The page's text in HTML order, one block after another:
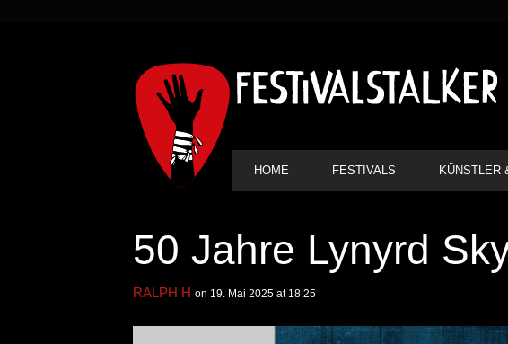
HAUPT-
NAVIGATION
HOME FESTIVALS KÜNSTLER
50 Jahre Lynyrd
RALPH H on 19. Mai 2025 at 18:25